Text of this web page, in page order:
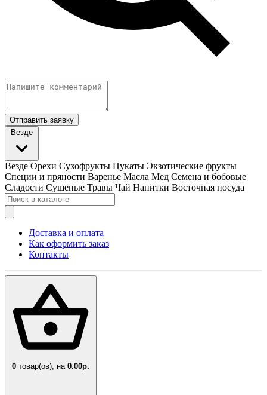
Отправить заявку
Везде
Везде Орехи Сухофрукты Цукаты Экзотические фрукты
Специи и пряности Варенье Масла Мед Семена и бобовые
Сладости Сушеные Травы Чай Напитки Восточная посуда
Доставка и оплата
Как оформить заказ
Контакты
0 товар(ов), на 0.00р.